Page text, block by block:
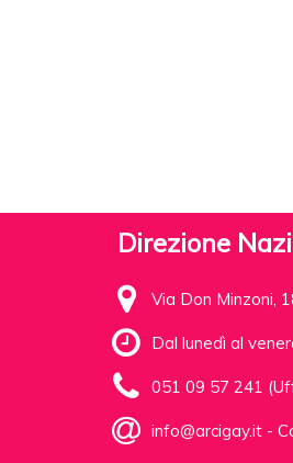
Direzione
Via Don Minzoni,
Dal lunedì al
051 09 57 241
info@arcigay.it -